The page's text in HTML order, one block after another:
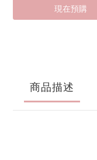
現在預購
商品描述